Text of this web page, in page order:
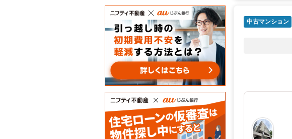
中古マンション